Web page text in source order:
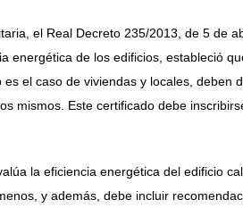
el Real Decreto 235/2013, de 5 de
energética de los edificios, estableció
el caso de viviendas y locales, deben
mismos. Este certificado debe
la eficiencia energética del edificio
y además, debe incluir